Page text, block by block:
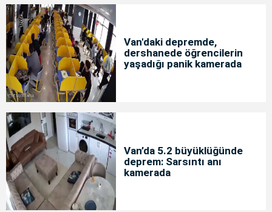
Van'daki depremde,
dershanede öğrencilerin
yaşadığı panik kamerada
Van’da 5.2 büyüklüğünde
deprem: Sarsıntı anı
kamerada